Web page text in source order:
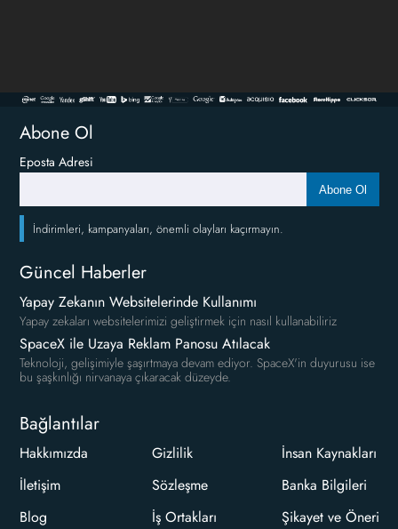
Abone Ol
Eposta Adresi
Abone Ol
İndirimleri, kampanyaları, önemli olayları kaçırmayın.
Güncel Haberler
Yapay Zekanın Websitelerinde Kullanımı
Yapay zekaları websitelerimizi geliştirmek için nasıl kullanabiliriz
SpaceX ile Uzaya Reklam Panosu Atılacak
Teknoloji, gelişimiyle şaşırtmaya devam ediyor. SpaceX'in duyurusu ise
bu şaşkınlığı nirvanaya çıkaracak düzeyde.
Bağlantılar
Hakkımızda
İletişim
Blog
Gizlilik
Sözleşme
İş Ortakları
İnsan Kaynakları
Banka Bilgileri
Şikayet ve Öneri